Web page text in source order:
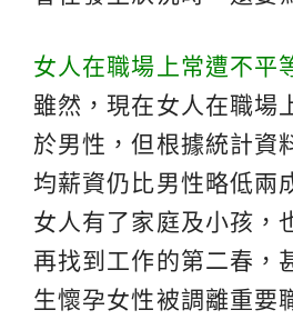
女人在職場上常遭不平
雖然，現在女人在職場
於男性，但根據統計資
均薪資仍比男性略低兩
女人有了家庭及小孩，
再找到工作的第二春，
生懷孕女性被調離重要